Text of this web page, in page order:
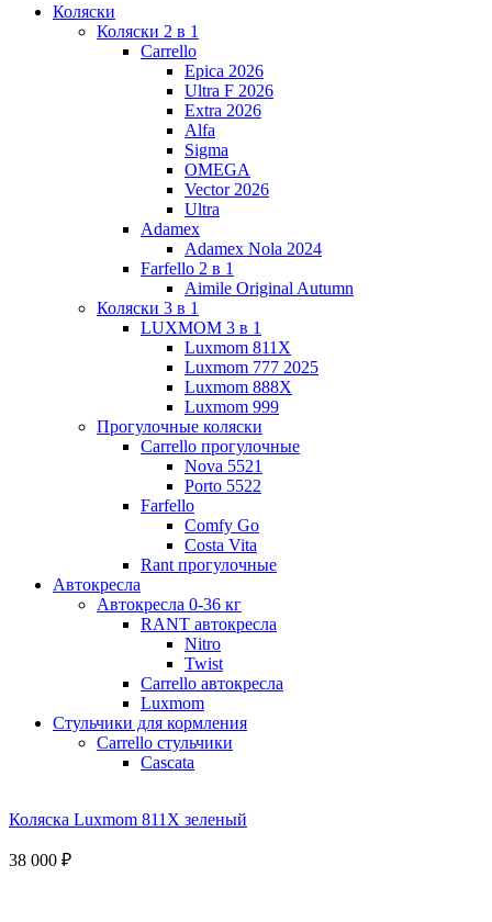
Коляски
Коляски 2 в 1
Carrello
Epica 2026
Ultra F 2026
Extra 2026
Alfa
Sigma
OMEGA
Vector 2026
Ultra
Adamex
Adamex Nola 2024
Farfello 2 в 1
Aimile Original Autumn
Коляски 3 в 1
LUXMOM 3 в 1
Luxmom 811X
Luxmom 777 2025
Luxmom 888X
Luxmom 999
Прогулочные коляски
Carrello прогулочные
Nova 5521
Porto 5522
Farfello
Comfy Go
Costa Vita
Rant прогулочные
Автокресла
Автокресла 0-36 кг
RANT автокресла
Nitro
Twist
Carrello автокресла
Luxmom
Стульчики для кормления
Carrello стульчики
Cascata
Коляска Luxmom 811X зеленый
38 000 ₽